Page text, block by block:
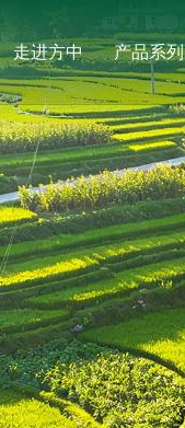
走进方中 产品系列